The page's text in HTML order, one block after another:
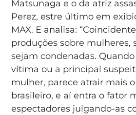
Matsunaga e o da atriz
Perez, estre último em
MAX. E analisa:
produções sobre mulheres,
sejam condenadas.
vítima ou a principal
mulher, parece atrair mais
brasileiro, e aí entra o fator
espectadores julgando-as